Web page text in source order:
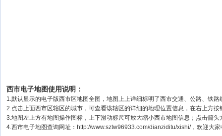
西市电子地图使用说明：
1.默认显示的电子版西市区地图全图，地图上上详细标明了西市交通、公路、铁
2.点击上面西市区辖区的城市，可查看该辖区的详细的地理位置信息，在右上方
3.地图左上方有地图操作图标，上下滑动标尺可放大缩小西市地图信息；点击箭
4.西市电子地图查询网址：http://www.sztw96933.com/dianziditu/xishi/，欢迎大家